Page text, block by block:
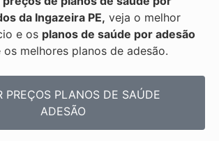
da Ingazeira PE, veja o melhor
e os planos de saúde por adesão
os melhores planos de adesão.
PREÇOS PLANOS DE SAÚDE
ADESÃO